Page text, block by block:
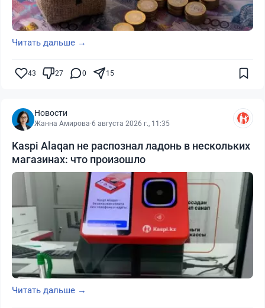
Читать дальше →
43 27 0 15
Новости
Жанна Амирова·6 августа 2026 г., 11:35
Kaspi Alaqan не распознал ладонь в нескольких
магазинах: что произошло
Читать дальше →